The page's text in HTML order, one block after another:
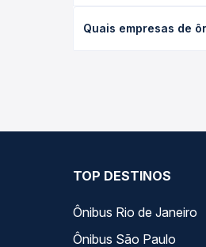
a antecedência da
Quais empresas de
TOP DESTINOS
Ônibus Rio de Janeiro
Ônibus São Paulo